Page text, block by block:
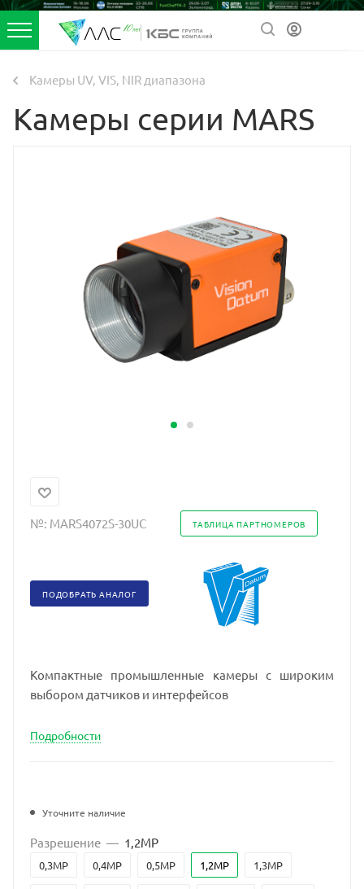
Камеры UV, VIS, NIR диапазона
Камеры серии MARS
№: MARS4072S-30UC ТАБЛИЦА ПАРТНОМЕРОВ
ПОДОБРАТЬ АНАЛОГ
Компактные промышленные камеры с широким
выбором датчиков и интерфейсов
Подробности
Уточните наличие
Разрешение — 1,2MP
0,3MP 0,4MP 0,5MP 1,2MP 1,3MP